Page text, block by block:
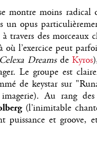
montre moins radical
un opus
à travers des
où l’exercice peut
Celexa DreamsdeKyros
Le groupe est
de keystar sur
Au rang
(l’inimitable
puissance et groove,